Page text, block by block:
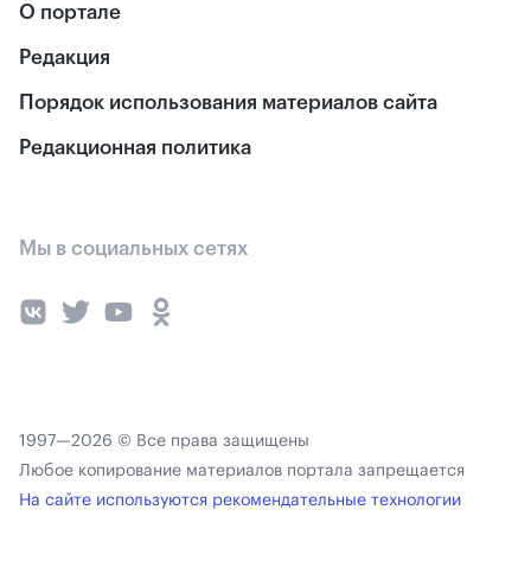
О портале
Редакция
Порядок использования материалов сайта
Редакционная политика
Мы в социальных сетях
1997—2026 © Все права защищены
Любое копирование материалов портала запрещается
На сайте используются рекомендательные технологии